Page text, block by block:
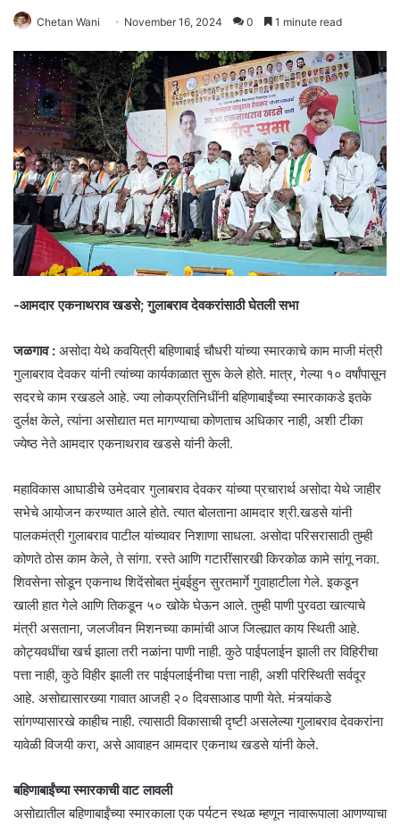
Chetan Wani November 16, 2024 0 1 minute read
-आमदार एकनाथराव खडसे; गुलाबराव देवकरांसाठी घेतली सभा
जळगाव : असोदा येथे कवयित्री बहिणाबाई चौधरी यांच्या स्मारकाचे काम माजी मंत्री
गुलाबराव देवकर यांनी त्यांच्या कार्यकाळात सुरू केले होते. मात्र, गेल्या १० वर्षांपासून
सदरचे काम रखडले आहे. ज्या लोकप्रतिनिधींनी बहिणाबाईंच्या स्मारकाकडे इतके
दुर्लक्ष केले, त्यांना असोद्यात मत मागण्याचा कोणताच अधिकार नाही, अशी टीका
ज्येष्ठ नेते आमदार एकनाथराव खडसे यांनी केली.
महाविकास आघाडीचे उमेदवार गुलाबराव देवकर यांच्या प्रचारार्थ असोदा येथे जाहीर
सभेचे आयोजन करण्यात आले होते. त्यात बोलताना आमदार श्री.खडसे यांनी
पालकमंत्री गुलाबराव पाटील यांच्यावर निशाणा साधला. असोदा परिसरासाठी तुम्ही
कोणते ठोस काम केले, ते सांगा. रस्ते आणि गटारींसारखी किरकोळ कामे सांगू नका.
शिवसेना सोडून एकनाथ शिदेंसोबत मुंबईहुन सुरतमार्गे गुवाहाटीला गेले. इकडून
खाली हात गेले आणि तिकडून ५० खोके घेऊन आले. तुम्ही पाणी पुरवठा खात्याचे
मंत्री असताना, जलजीवन मिशनच्या कामांची आज जिल्ह्यात काय स्थिती आहे.
कोट्यवधींचा खर्च झाला तरी नळांना पाणी नाही. कुठे पाईपलाईन झाली तर विहिरीचा
पत्ता नाही, कुठे विहीर झाली तर पाईपलाईनीचा पत्ता नाही, अशी परिस्थिती सर्वदूर
आहे. असोद्यासारख्या गावात आजही २० दिवसाआड पाणी येते. मंत्र्यांकडे
सांगण्यासारखे काहीच नाही. त्यासाठी विकासाची दृष्टी असलेल्या गुलाबराव देवकरांना
यावेळी विजयी करा, असे आवाहन आमदार एकनाथ खडसे यांनी केले.
बहिणाबाईंच्या स्मारकाची वाट लावली
असोद्यातील बहिणाबाईंच्या स्मारकाला एक पर्यटन स्थळ म्हणून नावारूपाला आणण्याचा